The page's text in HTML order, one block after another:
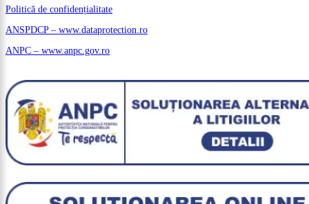
Politică de confidențialitate
ANSPDCP – www.dataprotection.ro
ANPC – www.anpc.gov.ro